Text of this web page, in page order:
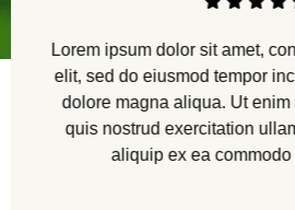
Lorem ipsum dolor sit amet,
elit, sed do eiusmod tempor
dolore magna aliqua. Ut
quis nostrud exercitation
aliquip ex ea